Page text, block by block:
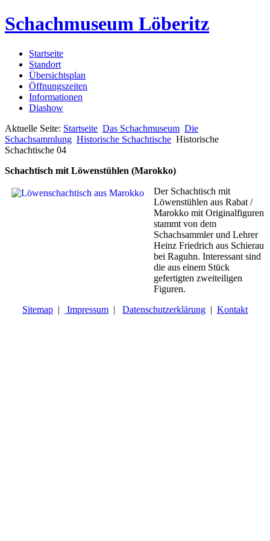
Schachmuseum Löberitz
Startseite
Standort
Übersichtsplan
Öffnungszeiten
Informationen
Diashow
Aktuelle Seite: Startseite Das Schachmuseum Die
Schachsammlung Historische Schachtische Historische
Schachtische 04
Schachtisch mit Löwenstühlen (Marokko)
Der Schachtisch mit
Löwenstühlen aus Rabat /
Marokko mit Originalfiguren
stammt von dem
Schachsammler und Lehrer
Heinz Friedrich aus Schierau
bei Raguhn. Interessant sind
die aus einem Stück
gefertigten zweiteiligen
Figuren.
Sitemap | Impressum | Datenschutzerklärung | Kontakt